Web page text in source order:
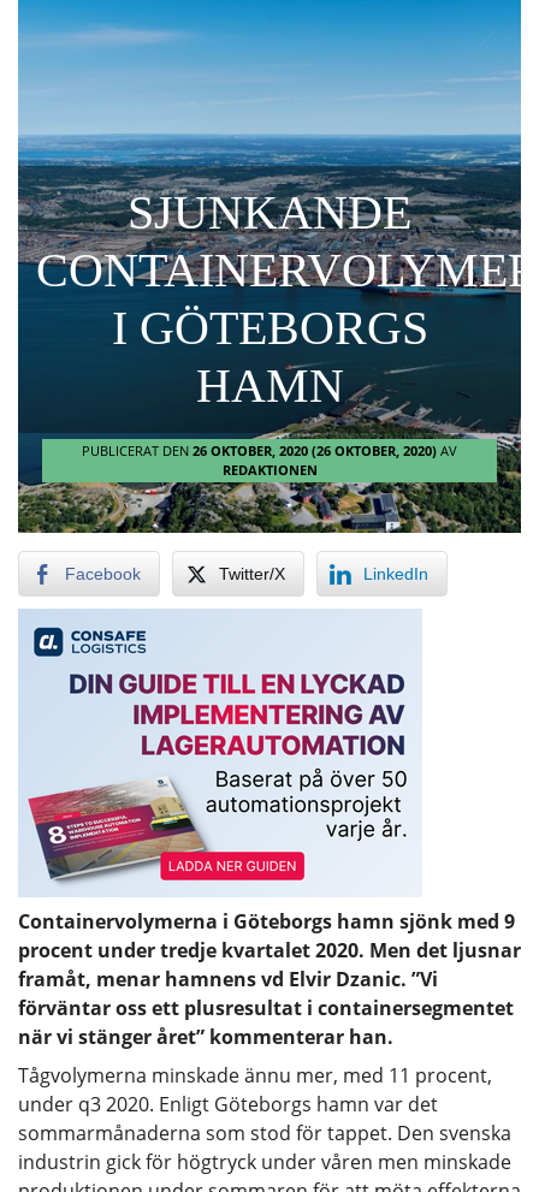
SJUNKANDE
CONTAINERVOLYMER
I GÖTEBORGS
HAMN
PUBLICERAT DEN 26 OKTOBER, 2020 (26 OKTOBER, 2020) AV
REDAKTIONEN
Facebook Twitter/X LinkedIn
Containervolymerna i Göteborgs hamn sjönk med 9
procent under tredje kvartalet 2020. Men det ljusnar
framåt, menar hamnens vd Elvir Dzanic. ”Vi
förväntar oss ett plusresultat i containersegmentet
när vi stänger året” kommenterar han.
Tågvolymerna minskade ännu mer, med 11 procent,
under q3 2020. Enligt Göteborgs hamn var det
sommarmånaderna som stod för tappet. Den svenska
industrin gick för högtryck under våren men minskade